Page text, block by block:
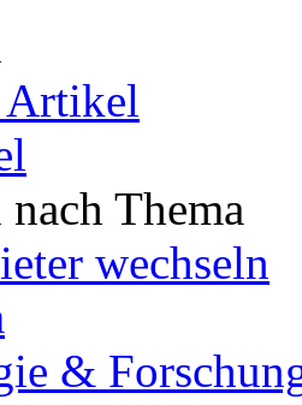
Artikel
Thema
wechseln
&